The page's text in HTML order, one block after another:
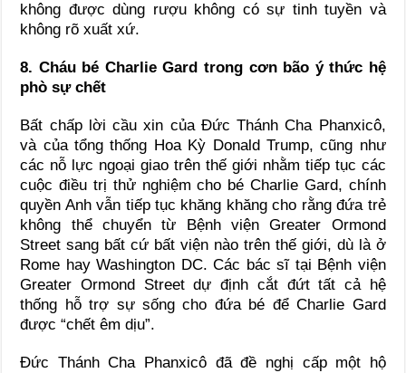
không được dùng rượu không có sự tinh tuyền và
không rõ xuất xứ.
8. Cháu bé Charlie Gard trong cơn bão ý thức hệ
phò sự chết
Bất chấp lời cầu xin của Đức Thánh Cha Phanxicô,
và của tổng thống Hoa Kỳ Donald Trump, cũng như
các nỗ lực ngoại giao trên thế giới nhằm tiếp tục các
cuộc điều trị thử nghiệm cho bé Charlie Gard, chính
quyền Anh vẫn tiếp tục khăng khăng cho rằng đứa trẻ
không thể chuyển từ Bệnh viện Greater Ormond
Street sang bất cứ bất viện nào trên thế giới, dù là ở
Rome hay Washington DC. Các bác sĩ tại Bệnh viện
Greater Ormond Street dự định cắt đứt tất cả hệ
thống hỗ trợ sự sống cho đứa bé để Charlie Gard
được “chết êm dịu”.
Đức Thánh Cha Phanxicô đã đề nghị cấp một hộ